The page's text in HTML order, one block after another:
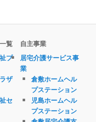
覧
プ
ザ
セ
自主事業
居宅介護サービス事
業
倉敷ホームヘル
プステーション
児島ホームヘル
プステーション